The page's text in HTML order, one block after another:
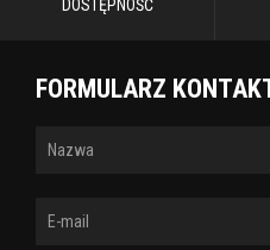
DOSTĘPNOŚĆ
FORMULARZ